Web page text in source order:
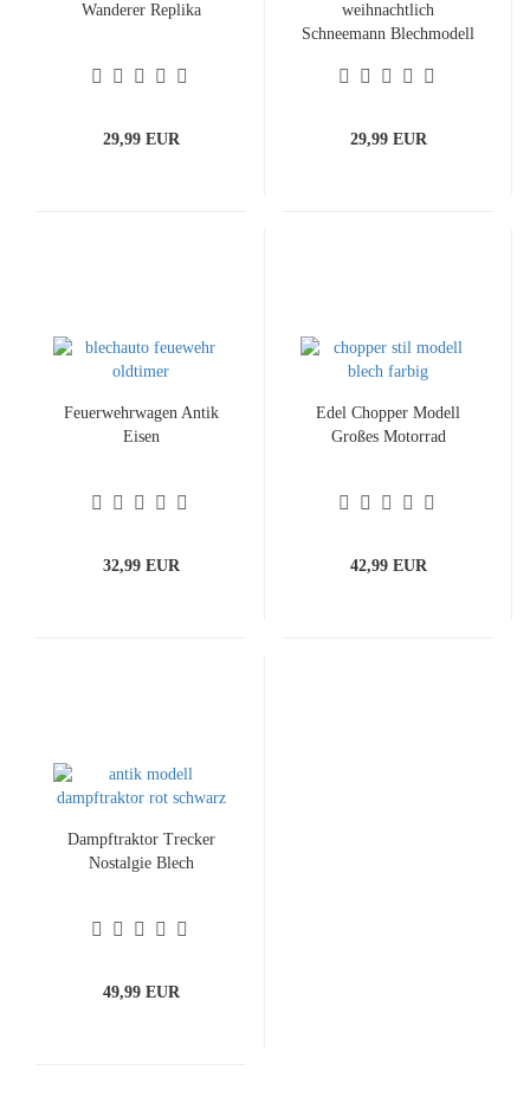
Wanderer Replika
29,99 EUR
weihnachtlich
Schneemann Blechmodell
29,99 EUR
Feuerwehrwagen Antik
Eisen
32,99 EUR
Edel Chopper Modell
Großes Motorrad
42,99 EUR
Dampftraktor Trecker
Nostalgie Blech
49,99 EUR